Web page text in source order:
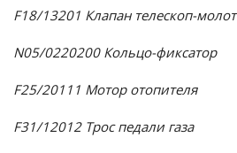
F18/13201 Клапан телескоп-молот
N05/0220200 Кольцо-фиксатор
F25/20111 Мотор отопителя
F31/12012 Трос педали газа